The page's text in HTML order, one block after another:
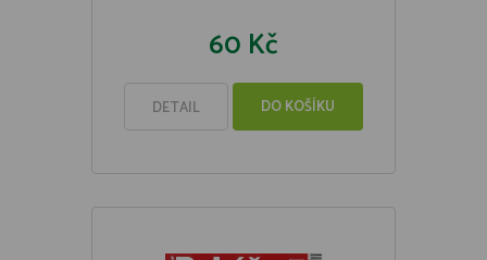
60 Kč
DETAIL DO KOŠÍKU